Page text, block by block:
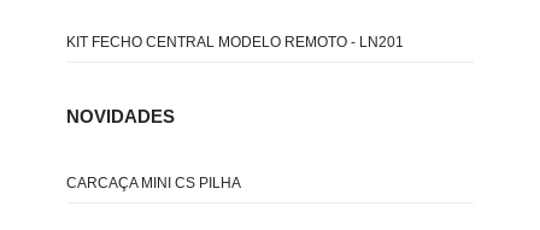
KIT FECHO CENTRAL MODELO REMOTO - LN201
NOVIDADES
CARCAÇA MINI CS PILHA